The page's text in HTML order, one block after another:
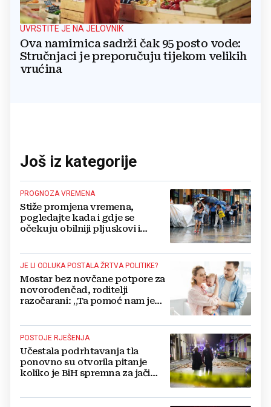
UVRSTITE JE NA JELOVNIK
Ova namirnica sadrži čak 95 posto vode:
Stručnjaci je preporučuju tijekom velikih
vrućina
Još iz kategorije
PROGNOZA VREMENA
Stiže promjena vremena,
pogledajte kada i gdje se
očekuju obilniji pljuskovi i
JE LI ODLUKA POSTALA ŽRTVA POLITIKE?
Mostar bez novčane potpore za
novorođenčad, roditelji
razočarani: „Ta pomoć nam je
POSTOJE RJEŠENJA
Učestala podrhtavanja tla
ponovno su otvorila pitanje
koliko je BiH spremna za jači